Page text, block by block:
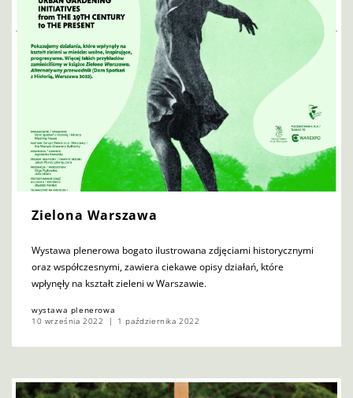
Zielona Warszawa
Wystawa plenerowa bogato ilustrowana zdjęciami historycznymi
oraz współczesnymi, zawiera ciekawe opisy działań, które
wpłynęły na kształt zieleni w Warszawie.
wystawa plenerowa
10 września 2022
1 października 2022